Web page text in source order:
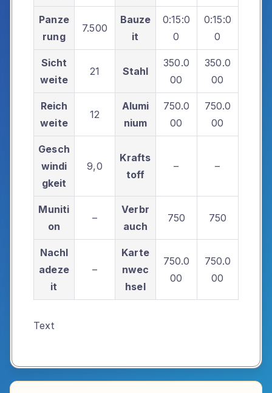
Panze
rung
7.500
Bauze
it
0:15:0
0
0:15:0
0
Sicht
weite
21 Stahl
350.0
00
350.0
00
Reich
weite
12
Alumi
nium
750.0
00
750.0
00
Gesch
windi
gkeit
9,0
Krafts
toff
– –
Muniti
on
–
Verbr
auch
750 750
Nachl
adeze
it
–
Karte
nwec
hsel
750.0
00
750.0
00
Text